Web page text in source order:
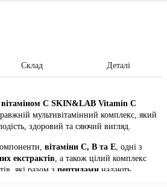
Склад Деталі
вітаміном С SKIN&LAB Vitamin C
мультивітамінний комплекс, який
здоровий та сяючий вигляд.
вітаміни C, B та Е, одні з
екстрактів, а також цілий комплекс
які разом з пептидами надають
розгладжують мікрорельєф та